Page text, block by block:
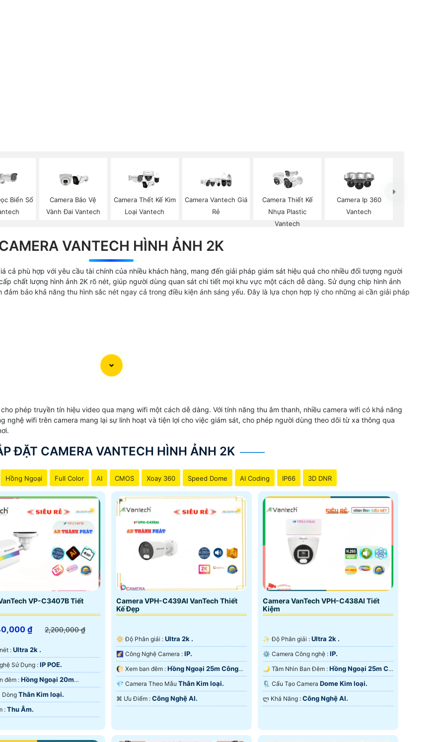
Biển Số
Camera Bảo Vệ
Vành Đai Vantech
Camera Thết Kế Kim
Loại Vantech
Camera Vantech Giá
Rẻ
Camera Thiết Kế
Nhựa Plastic
Vantech
Camera Ip 360
Vantech
VANTECH HÌNH ẢNH 2K
cả phù hợp với yêu cầu tài chính của nhiều khách hàng, mang đến giải pháp giám sát hiệu quả cho nhiều đối tượng người
chất lượng hình ảnh 2K rõ nét, giúp người dùng quan sát chi tiết mọi khu vực một cách dễ dàng. Sử dụng chip hình ảnh
bảo khả năng thu hình sắc nét ngay cả trong điều kiện ánh sáng yếu. Đây là lựa chọn hợp lý cho những ai cần giải pháp
phép truyền tín hiệu video qua mạng wifi một cách dễ dàng. Với tính năng thu âm thanh, nhiều camera wifi có khả năng
nghệ wifi trên camera mang lại sự linh hoạt và tiện lợi cho việc giám sát, cho phép người dùng theo dõi từ xa thông qua
ĐẶT CAMERA VANTECH HÌNH ẢNH 2K
Hồng Ngoại Full Color AI CMOS Xoay 360 Speed Dome AI Coding IP66 3D DNR
VP-C3407B Tiết
₫ 2,200,000 ₫
: Ultra 2k .
🤖️ Công Nghệ Sử Dụng : IP POE.
🌛 Xem ban đêm : Hồng Ngoại 20m
DòngThân Kim loại.
️🔔 Ưu Điểm : Thu Âm.
Camera VPH-C439AI VanTech Thiết
Kế Đẹp
🔆 Độ Phân giải : Ultra 2k .
🌠 Công Nghệ Camera : IP.
🌔 Xem ban đêm : Hồng Ngoại 25m Công
Nghệ Chuyên Dụng.
💎 Camera Theo Mẫu Thân Kim loại.
️⌘ Ưu Điểm : Công Nghệ AI.
Camera VanTech VPH-C438AI Tiết
Kiệm
✨ Độ Phân giải : Ultra 2k .
⚙ Camera Công nghệ : IP.
🌙 Tầm Nhìn Ban Đêm : Hồng Ngoại 25m Có
Màu Ban Ðêm.
🗜️ Cấu Tạo Camera Dome Kim loại.
️ლ Khả Năng : Công Nghệ AI.